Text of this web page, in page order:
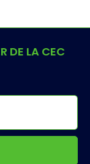
DE LA CEC